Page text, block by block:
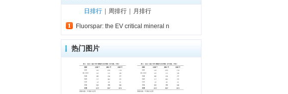
日排行 周排行 月排行
Fluorspar: the EV critical mineral n
热门图片